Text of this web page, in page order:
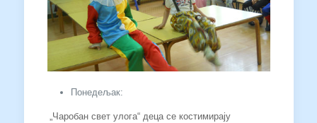
Понедељак:
„Чаробан свет улога“ деца се костимирају